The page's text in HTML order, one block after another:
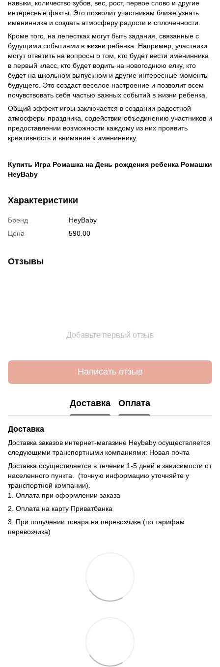
навыки, количество зубов, вес, рост, первое слово и другие
интересные факты. Это позволит участникам ближе узнать
именинника и создать атмосферу радости и сплоченности.
Кроме того, на лепестках могут быть задания, связанные с
будущими событиями в жизни ребенка. Например, участники
могут ответить на вопросы о том, кто будет вести именинника
в первый класс, кто будет водить на новогоднюю елку, кто
будет на школьном выпускном и другие интересные моменты
будущего. Это создаст веселое настроение и позволит всем
почувствовать себя частью важных событий в жизни ребенка.
Общий эффект игры заключается в создании радостной
атмосферы праздника, содействии объединению участников и
предоставлении возможности каждому из них проявить
креативность и внимание к имениннику.
Купить Игра Ромашка на День рождения ребенка Ромашки
HeyBaby
Характеристики
Бренд
HeyBaby
Цена
590.00
Отзывы
Добавьте первый отзыв
Написать отзыв
Доставка Оплата
Доставка
Доставка заказов интернет-магазине Heybaby осуществляется
следующими транспортными компаниями: Новая почта
Доставка осуществляется в течении 1-5 дней в зависимости от
населенного пункта. (точную информацию уточняйте у
транспортной компании).
1. Оплата при оформлении заказа
2. Оплата на карту Приватбанка
3. При получении товара на перевозчике (по тарифам
перевозчика)